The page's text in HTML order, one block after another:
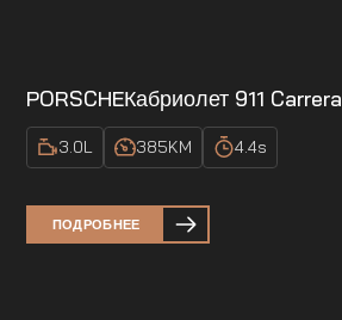
PORSCHEКабриолет 911 Carrera
3.0L 385KM 4.4s
ПОДРОБНЕЕ